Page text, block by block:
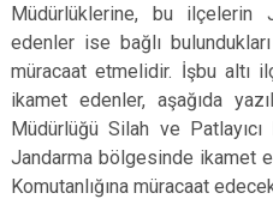
Müdürlüklerine, bu ilçelerin
edenler ise bağlı
müracaat etmelidir. İşbu altı
ikamet edenler, aşağıda
Müdürlüğü Silah ve
Jandarma bölgesinde ikamet
Komutanlığına müracaat